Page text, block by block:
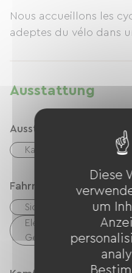
Nous accueillons les
adeptes du vélo dans
2 chambres sont à
personnes et 1 autre
✅ Stationnement vélo
✅ Chambres
✅ Environnement
✅ Accueil adapté aux
Après les kilomètres,
douche chaude, un
Ausstattung
Ausstattung
Kaffeemaschine
Fahrradannahme
Sicherer
Elektrische Ladestation
Geräte usw.)
Diese
um